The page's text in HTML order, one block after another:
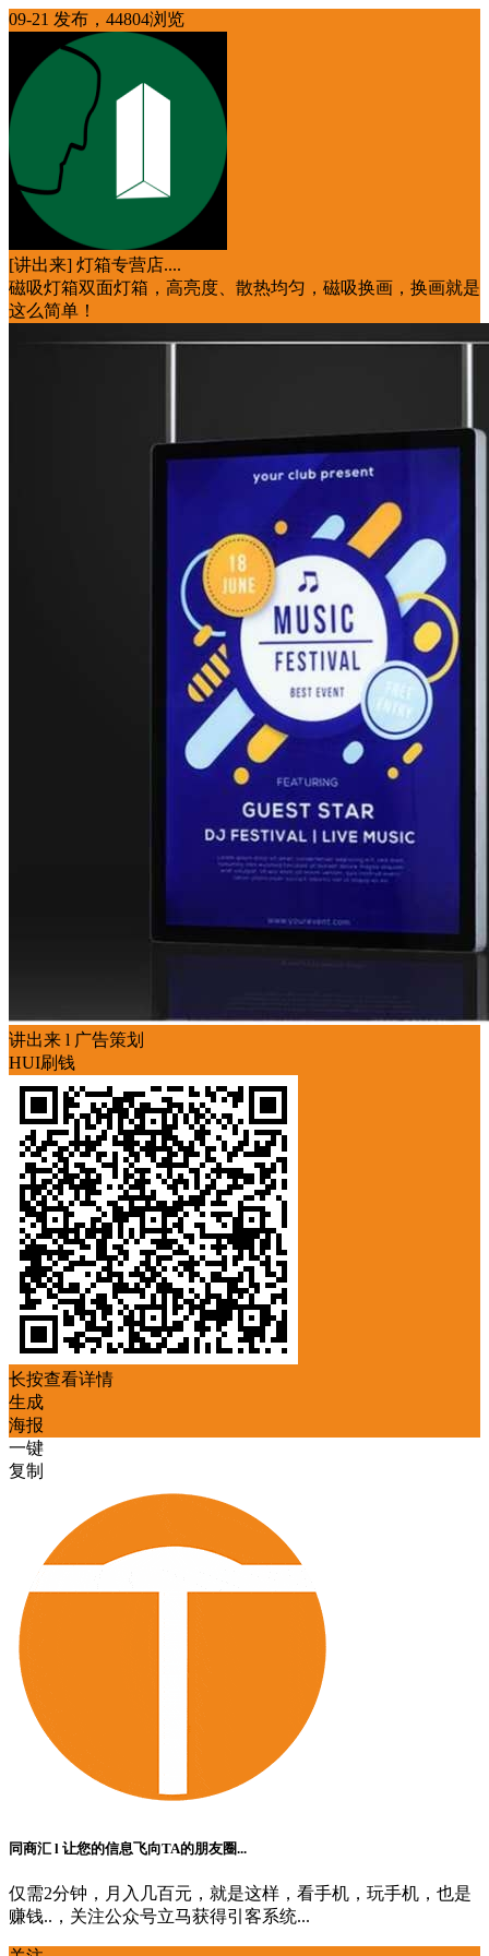
09-21 发布，44804浏览
[讲出来] 灯箱专营店....
磁吸灯箱双面灯箱，高亮度、散热均匀，磁吸换画，换画就是
这么简单！
讲出来 l 广告策划
HUI刷钱
长按查看详情
生成
海报
一键
复制
同商汇 l 让您的信息飞向TA的朋友圈...
仅需2分钟，月入几百元，就是这样，看手机，玩手机，也是
赚钱..，关注公众号立马获得引客系统...